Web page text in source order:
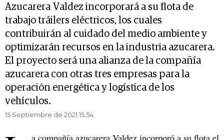
Azucarera Valdez incorporará a su flota de
trabajo tráilers eléctricos, los cuales
contribuirán al cuidado del medio ambiente y
optimizarán recursos en la industria azucarera.
El proyecto será una alianza de la compañía
azucarera con otras tres empresas para la
operación energética y logística de los
vehículos.
15 Septiembre de 2021 15.54
a compañía azucarera Valdez incorporó a su flota el